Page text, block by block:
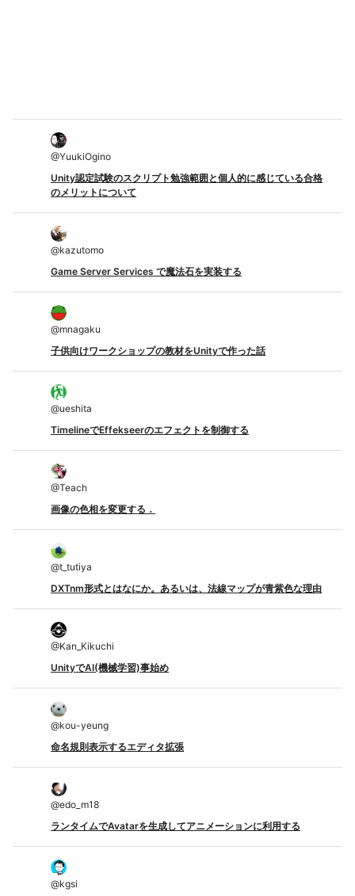
@YuukiOgino
Unity認定試験のスクリプト勉強範囲と個人的に感じている合格
のメリットについて
@kazutomo
Game Server Services で魔法石を実装する
@mnagaku
子供向けワークショップの教材をUnityで作った話
@ueshita
TimelineでEffekseerのエフェクトを制御する
@Teach
画像の色相を変更する．
@t_tutiya
DXTnm形式とはなにか。あるいは、法線マップが青紫色な理由
@Kan_Kikuchi
UnityでAI(機械学習)事始め
@kou-yeung
命名規則表示するエディタ拡張
@edo_m18
ランタイムでAvatarを生成してアニメーションに利用する
@kgsi